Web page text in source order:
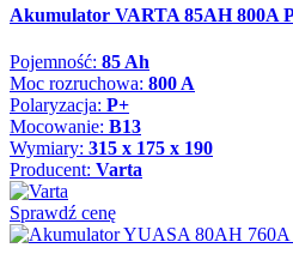
Akumulator VARTA 85AH 800A
Pojemność: 85 Ah
Moc rozruchowa: 800 A
Polaryzacja: P+
Mocowanie: B13
Wymiary: 315 x 175 x 190
Producent: Varta
Sprawdź cenę